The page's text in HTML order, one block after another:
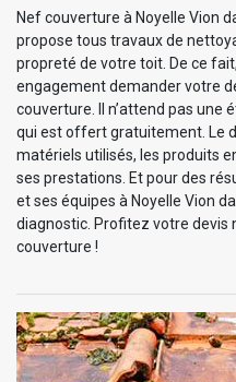
Nef couverture à Noyelle Vion
propose tous travaux de
propreté de votre toit. De ce
engagement demander votre
couverture. Il n’attend pas une
qui est offert gratuitement. Le
matériels utilisés, les produits
ses prestations. Et pour des
et ses équipes à Noyelle Vion
diagnostic. Profitez votre devis
couverture !